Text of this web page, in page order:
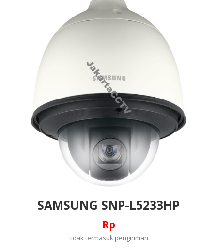
SAMSUNG SNP-L5233HP
Rp
tidak termasuk pengiriman